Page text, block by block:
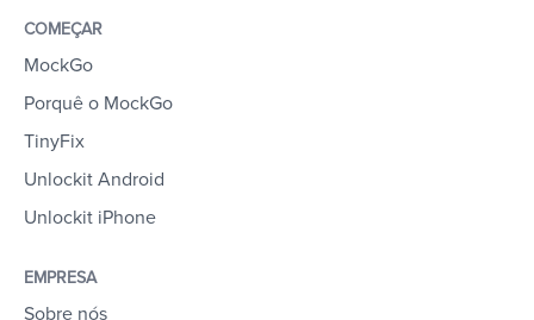
COMEÇAR
MockGo
Porquê o MockGo
TinyFix
Unlockit Android
Unlockit iPhone
EMPRESA
Sobre nós